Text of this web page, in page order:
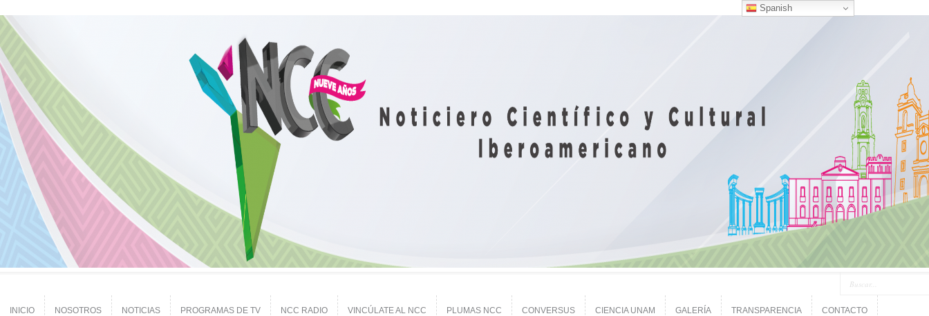
INICIO NOSOTROS NOTICIAS PROGRAMAS DE TV NCC RADIO VINCÚLATE AL NCC PLUMAS NCC CONVERSUS CIENCIA UNAM GALERÍA TRANSPARENCIA CONTACTO
Spanish